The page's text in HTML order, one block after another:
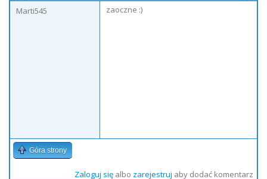
Marti545
zaoczne :)
Góra strony
Zaloguj sięalbo zarejestruj aby dodać komentarz